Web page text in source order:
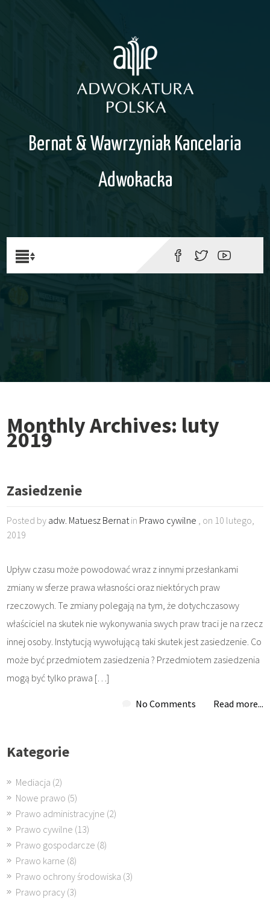
Bernat & Wawrzyniak Kancelaria
Adwokacka
Monthly Archives: luty
2019
Zasiedzenie
Posted by adw. Matuesz Bernatin Prawo cywilne , on 10 lutego,
2019
Upływ czasu może powodować wraz z innymi przesłankami
zmiany w sferze prawa własności oraz niektórych praw
rzeczowych. Te zmiany polegają na tym, że dotychczasowy
właściciel na skutek nie wykonywania swych praw traci je na rzecz
innej osoby. Instytucją wywołującą taki skutek jest zasiedzenie. Co
może być przedmiotem zasiedzenia ? Przedmiotem zasiedzenia
mogą być tylko prawa […]
No Comments Read more...
Kategorie
Mediacja (2)
Nowe prawo (5)
Prawo administracyjne (2)
Prawo cywilne (13)
Prawo gospodarcze (8)
Prawo karne (8)
Prawo ochrony środowiska (3)
Prawo pracy (3)